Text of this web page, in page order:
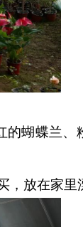
的蝴蝶兰
，放在家里